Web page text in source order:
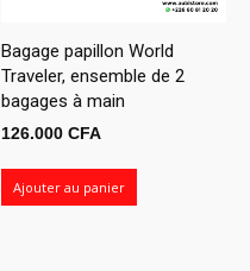
Bagage papillon World
Traveler, ensemble de 2
bagages à main
126.000 CFA
Ajouter au panier